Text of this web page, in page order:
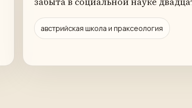
австрийская школа и праксеология